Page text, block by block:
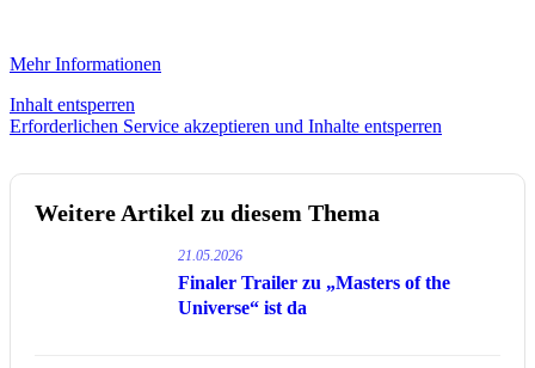
Mehr Informationen
Inhalt entsperren
Erforderlichen Service akzeptieren und Inhalte entsperren
Weitere Artikel zu diesem Thema
21.05.2026
Finaler Trailer zu „Masters of the
Universe“ ist da